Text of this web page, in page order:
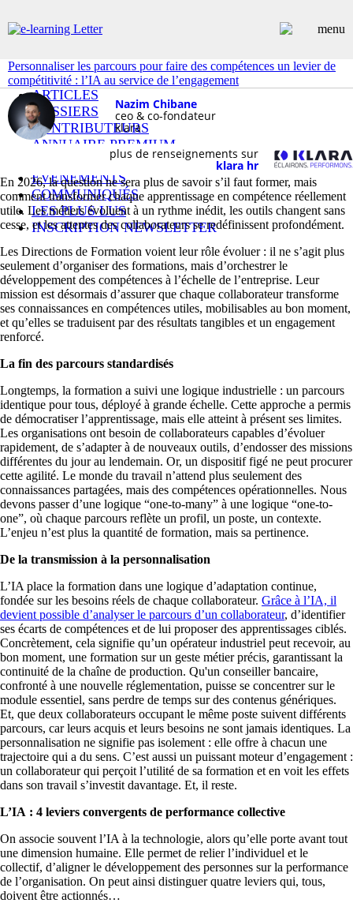
ARTICLES
DOSSIERS
CONTRIBUTEURS
ANNUAIRE PREMIUM
ÉVÉNEMENTS
COMMUNIQUÉS
LES PLUS LUS
INSCRIPTION NEWSLETTER
Personnaliser les parcours pour faire des compétences un levier de
compétitivité : l’IA au service de l’engagement
Nazim Chibane
ceo & co-fondateur
klara
plus de renseignements sur
klara hr
En 2026, la question ne sera plus de savoir s’il faut former, mais
comment transformer chaque apprentissage en compétence réellement
utile. Les métiers évoluent à un rythme inédit, les outils changent sans
cesse, et les attentes des collaborateurs se redéfinissent profondément.
Les Directions de Formation voient leur rôle évoluer : il ne s’agit plus
seulement d’organiser des formations, mais d’orchestrer le
développement des compétences à l’échelle de l’entreprise. Leur
mission est désormais d’assurer que chaque collaborateur transforme
ses connaissances en compétences utiles, mobilisables au bon moment,
et qu’elles se traduisent par des résultats tangibles et un engagement
renforcé.
La fin des parcours standardisés
Longtemps, la formation a suivi une logique industrielle : un parcours
identique pour tous, déployé à grande échelle. Cette approche a permis
de démocratiser l’apprentissage, mais elle atteint à présent ses limites.
Les organisations ont besoin de collaborateurs capables d’évoluer
rapidement, de s’adapter à de nouveaux outils, d’endosser des missions
différentes du jour au lendemain. Or, un dispositif figé ne peut procurer
cette agilité. Le monde du travail n’attend plus seulement des
connaissances partagées, mais des compétences opérationnelles. Nous
devons passer d’une logique “one-to-many” à une logique “one-to-
one”, où chaque parcours reflète un profil, un poste, un contexte.
L’enjeu n’est plus la quantité de formation, mais sa pertinence.
De la transmission à la personnalisation
L’IA place la formation dans une logique d’adaptation continue,
fondée sur les besoins réels de chaque collaborateur. Grâce à l’IA, il
devient possible d’analyser le parcours d’un collaborateur, d’identifier
ses écarts de compétences et de lui proposer des apprentissages ciblés.
Concrètement, cela signifie qu’un opérateur industriel peut recevoir, au
bon moment, une formation sur un geste métier précis, garantissant la
continuité de la chaîne de production. Qu'un conseiller bancaire,
confronté à une nouvelle réglementation, puisse se concentrer sur le
module essentiel, sans perdre de temps sur des contenus génériques.
Et, que deux collaborateurs occupant le même poste suivent différents
parcours, car leurs acquis et leurs besoins ne sont jamais identiques. La
personnalisation ne signifie pas isolement : elle offre à chacun une
trajectoire qui a du sens. C’est aussi un puissant moteur d’engagement :
un collaborateur qui perçoit l’utilité de sa formation et en voit les effets
dans son travail s’investit davantage. Et, il reste.
L’IA : 4 leviers convergents de performance collective
On associe souvent l’IA à la technologie, alors qu’elle porte avant tout
une dimension humaine. Elle permet de relier l’individuel et le
collectif, d’aligner le développement des personnes sur la performance
de l’organisation. On peut ainsi distinguer quatre leviers qui, tous,
doivent être actionnés